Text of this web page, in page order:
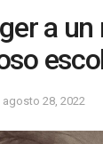
a un
agosto 28, 2022